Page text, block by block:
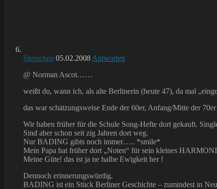
Sternchen 05.02.2008 Antworten
@ Norman Ascot……
weißt du, wann ich, als alte Berlinerin (heute 47), da mal
das war schätzungsweise Ende der 60er, Anfang/Mitte der
Wir haben früher für die Schule Song-Hefte dort gekauft.
Sind aber schon seit zig Jahren dort weg.
Nur BADING gibts noch immer….. *smile*
Mein Papa hat früher dort „Noten“ für sein kleines
Meine Güte! das ist ja ne halbe Ewigkeit her !
Dennoch erinnerungswürdig.
BADING ist ein Stück Berliner Geschichte – zumindest in